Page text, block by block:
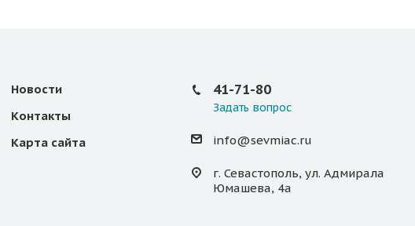
Новости
Контакты
Карта сайта
41-71-80
Задать вопрос
info@sevmiac.ru
г. Севастополь, ул. Адмирала
Юмашева, 4а